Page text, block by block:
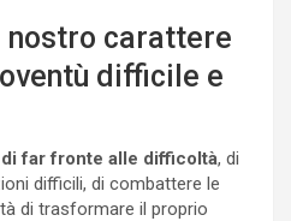
nostro carattere
difficile e
far fronte alle difficoltà, di
difficili, di combattere le
di trasformare il proprio